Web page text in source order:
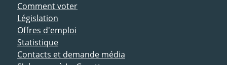
Comment voter
Législation
Offres d'emploi
Statistique
Contacts et demande média